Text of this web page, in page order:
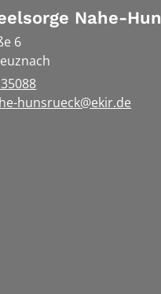
Nahe-
6
hunsrueck@ekir.de